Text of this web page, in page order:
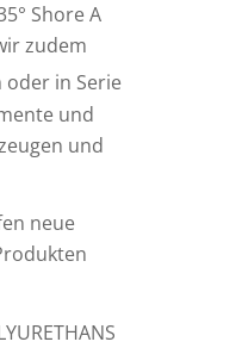
Shore A
zudem
oder in Serie
und
und
neue